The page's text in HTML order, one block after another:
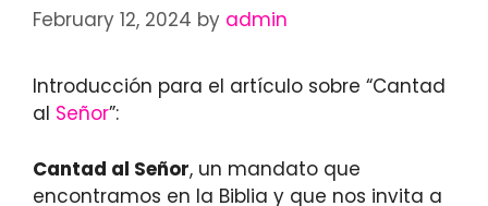
February 12, 2024 by admin
Introducción para el artículo sobre “Cantad
al Señor”:
Cantad al Señor, un mandato que
encontramos en la Biblia y que nos invita a